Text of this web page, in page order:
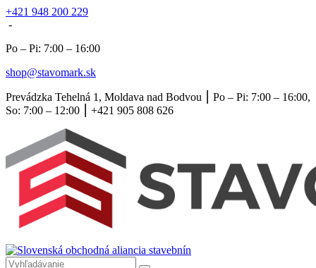
+421 948 200 229
-
Po – Pi: 7:00 – 16:00
shop@stavomark.sk
Prevádzka Tehelná 1, Moldava nad Bodvou ⎮ Po – Pi: 7:00 – 16:00,
So: 7:00 – 12:00 ⎮ +421 905 808 626